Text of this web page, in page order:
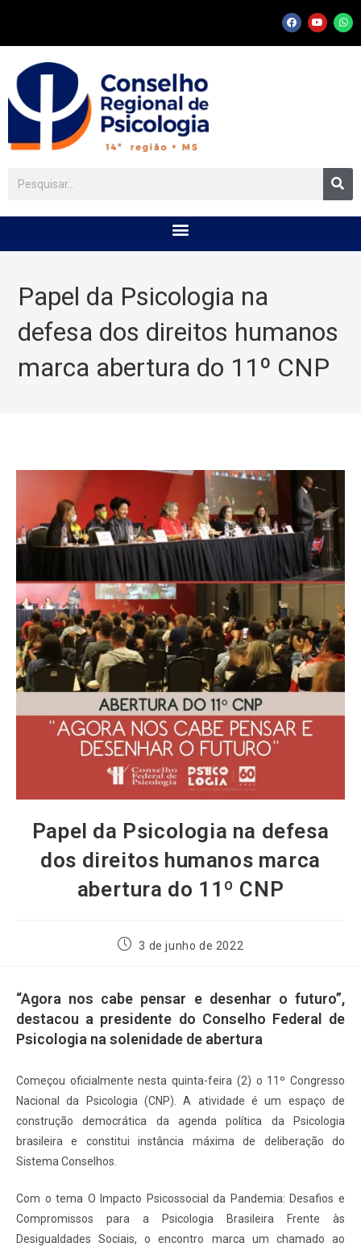
Papel da Psicologia na
defesa dos direitos humanos
marca abertura do 11º CNP
Papel da Psicologia na defesa
dos direitos humanos marca
abertura do 11º CNP
3 de junho de 2022
“Agora nos cabe pensar e desenhar o futuro”,
destacou a presidente do Conselho Federal de
Psicologia na solenidade de abertura
Começou oficialmente nesta quinta-feira (2) o 11º Congresso
Nacional da Psicologia (CNP). A atividade é um espaço de
construção democrática da agenda política da Psicologia
brasileira e constitui instância máxima de deliberação do
Sistema Conselhos.
Com o tema O Impacto Psicossocial da Pandemia: Desafios e
Compromissos para a Psicologia Brasileira Frente às
Desigualdades Sociais, o encontro marca um chamado ao